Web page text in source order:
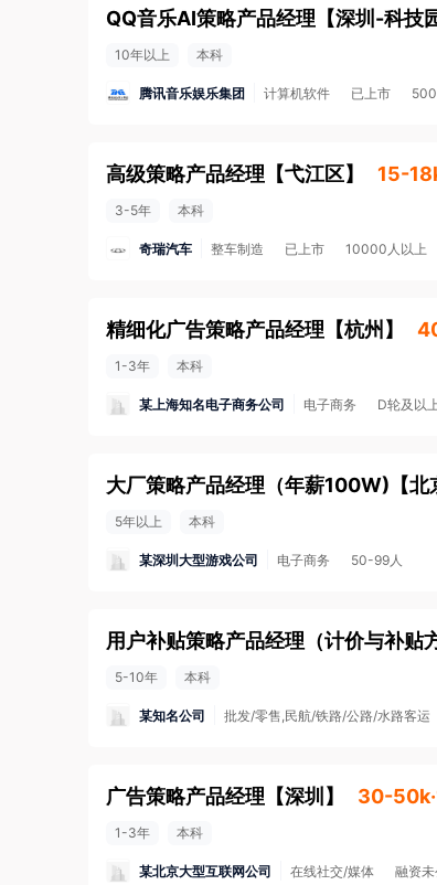
QQ音乐AI策略产品经理 【深圳-科技
10年以上 本科
腾讯音乐娱乐集团 计算机软件 已上市
高级策略产品经理 【弋江区】 15-
3-5年 本科
奇瑞汽车 整车制造 已上市 10000人以上
精细化广告策略产品经理 【杭州 】
1-3年 本科
某上海知名电子商务公司 电子商务 D轮及以
大厂策略产品经理（年薪100W) 【北
5年以上 本科
某深圳大型游戏公司 电子商务 50-99人
用户补贴策略产品经理（计价与补贴
5-10年 本科
某知名公司 批发/零售,民航/铁路/公路/水路客运
广告策略产品经理 【深圳 】 30-
1-3年 本科
某北京大型互联网公司 在线社交/媒体 融资